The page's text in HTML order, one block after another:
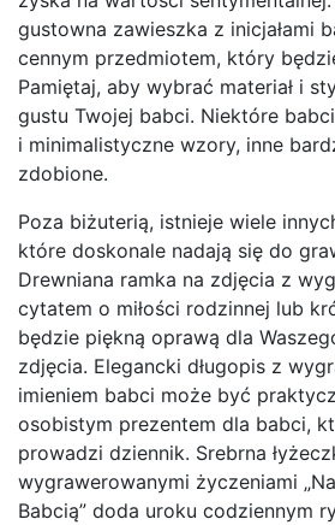
gustowna zawieszka z inicjałami
cennym przedmiotem, który
Pamiętaj, aby wybrać materiał i
gustu Twojej babci. Niektóre
i minimalistyczne wzory, inne
zdobione.
Poza biżuterią, istnieje wiele
które doskonale nadają się do
Drewniana ramka na zdjęcia z
cytatem o miłości rodzinnej lub
będzie piękną oprawą dla
zdjęcia. Elegancki długopis z
imieniem babci może być
osobistym prezentem dla babci,
prowadzi dziennik. Srebrna
wygrawerowanymi życzeniami
Babcią” doda uroku codziennym